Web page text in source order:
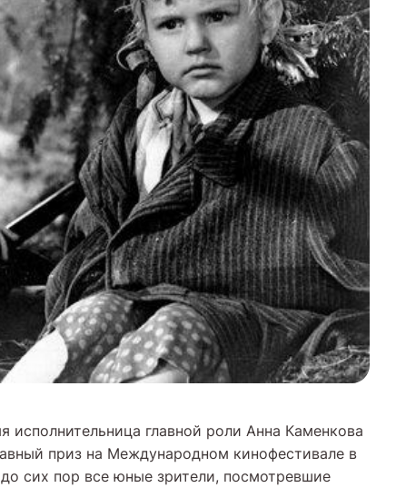
исполнительница главной роли Анна Каменкова
приз на Международном кинофестивале в
сих пор все юные зрители, посмотревшие